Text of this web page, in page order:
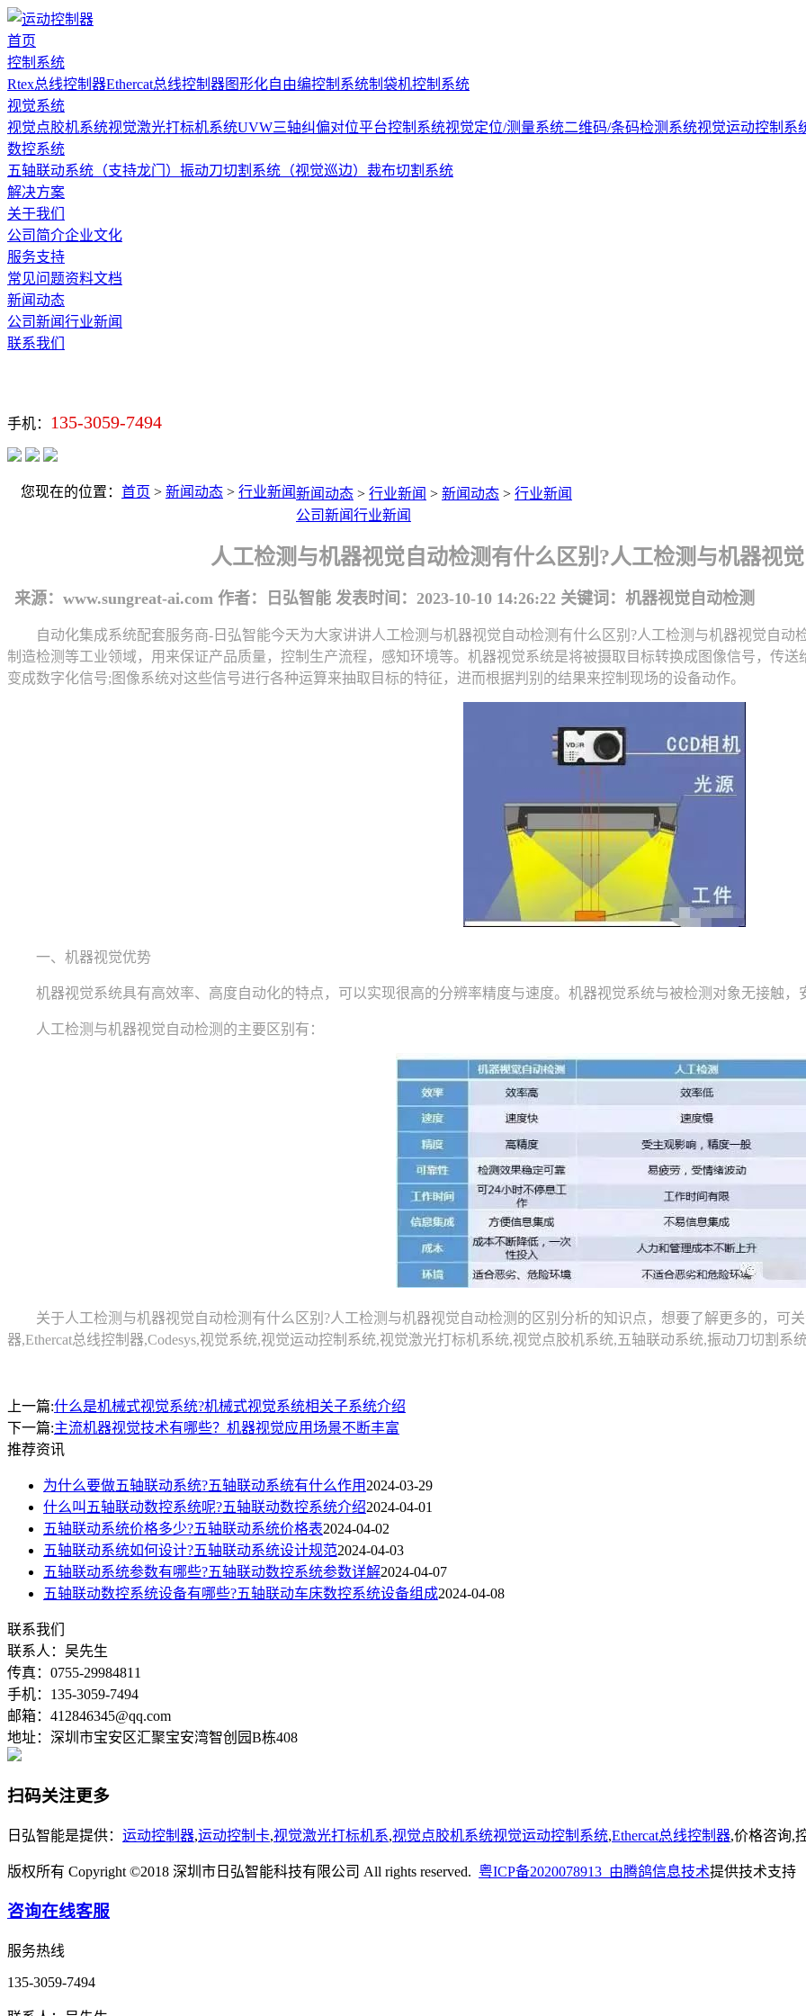
首页
控制系统
Rtex总线控制器Ethercat总线控制器图形化自由编控制系统制袋机控制系统
视觉系统
视觉点胶机系统视觉激光打标机系统UVW三轴纠偏对位平台控制系统视觉定位/测量系统二维码/条码检测系统视觉运动控制系
数控系统
五轴联动系统（支持龙门） 振动刀切割系统（视觉巡边） 裁布切割系统
解决方案
关于我们
公司简介企业文化
服务支持
常见问题资料文档
新闻动态
公司新闻行业新闻
联系我们
手机： 135-3059-7494
您现在的位置： 首页 > 新闻动态 > 行业新闻新闻动态 > 行业新闻 > 新闻动态 > 行业新闻
公司新闻行业新闻
人工检测与机器视觉自动检测有什么区别?人工检测与机器视
来源：www.sungreat-ai.com 作者：日弘智能 发表时间：2023-10-10 14:26:22 关键词：机器视觉自动检测
自动化集成系统配套服务商-日弘智能今天为大家讲讲人工检测与机器视觉自动检测有什么区别?人工检测与机器视觉自动
制造检测等工业领域，用来保证产品质量，控制生产流程，感知环境等。机器视觉系统是将被摄取目标转换成图像信号，传
变成数字化信号;图像系统对这些信号进行各种运算来抽取目标的特征，进而根据判别的结果来控制现场的设备动作。
一、机器视觉优势
机器视觉系统具有高效率、高度自动化的特点，可以实现很高的分辨率精度与速度。机器视觉系统与被检测对象无接触，
人工检测与机器视觉自动检测的主要区别有：
关于人工检测与机器视觉自动检测有什么区别?人工检测与机器视觉自动检测的区别分析的知识点，想要了解更多的，可
器,Ethercat总线控制器,Codesys,视觉系统,视觉运动控制系统,视觉激光打标机系统,视觉点胶机系统,五轴联动系统,振动刀切割
上一篇:什么是机械式视觉系统?机械式视觉系统相关子系统介绍
下一篇:主流机器视觉技术有哪些？机器视觉应用场景不断丰富
推荐资讯
为什么要做五轴联动系统?五轴联动系统有什么作用 2024-03-29
什么叫五轴联动数控系统呢?五轴联动数控系统介绍2024-04-01
五轴联动系统价格多少?五轴联动系统价格表2024-04-02
五轴联动系统如何设计?五轴联动系统设计规范2024-04-03
五轴联动系统参数有哪些?五轴联动数控系统参数详解2024-04-07
五轴联动数控系统设备有哪些?五轴联动车床数控系统设备组成2024-04-08
联系我们
联系人：吴先生
传真：0755-29984811
手机：135-3059-7494
邮箱：412846345@qq.com
地址：深圳市宝安区汇聚宝安湾智创园B栋408
扫码关注更多
日弘智能是提供： 运动控制器,运动控制卡,视觉激光打标机系,视觉点胶机系统视觉运动控制系统,Ethercat总线控制器,价格咨询,
版权所有 Copyright ©2018 深圳市日弘智能科技有限公司 All rights reserved. 粤ICP备2020078913 由腾鸽信息技术提供技术支持
咨询在线客服
服务热线
135-3059-7494